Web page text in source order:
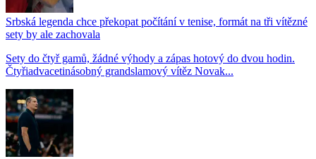
Srbská legenda chce překopat počítání v tenise, formát na tři vítězné
sety by ale zachovala
Sety do čtyř gamů, žádné výhody a zápas hotový do dvou hodin.
Čtyřiadvacetinásobný grandslamový vítěz Novak...